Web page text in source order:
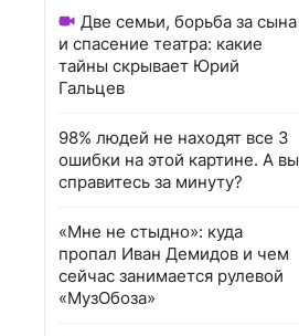
Две семьи, борьба за сына
и спасение театра: какие
тайны скрывает Юрий
Гальцев
98% людей не находят все 3
ошибки на этой картине. А вы
справитесь за минуту?
«Мне не стыдно»: куда
пропал Иван Демидов и чем
сейчас занимается рулевой
«МузОбоза»